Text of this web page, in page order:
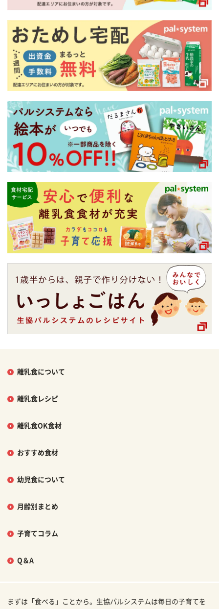
離乳食について
離乳食レシピ
離乳食OK食材
おすすめ食材
幼児食について
月齢別まとめ
子育てコラム
Q＆A
まずは「食べる」ことから。生協パルシステムは毎日の子育てを